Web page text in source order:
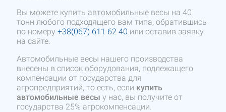
Вы можете купить автомобильные весы на 40
тонн любого подходящего вам типа, обратившись
по номеру+38(067) 611 62 40 или оставив заявку
на сайте.
Автомобильные весы нашего производства
внесены в список оборудования, подлежащего
компенсации от государства для
агропредприятий, то есть, если купить
автомобильные весы у нас, вы получите от
государства 25% агрокомпенсации.